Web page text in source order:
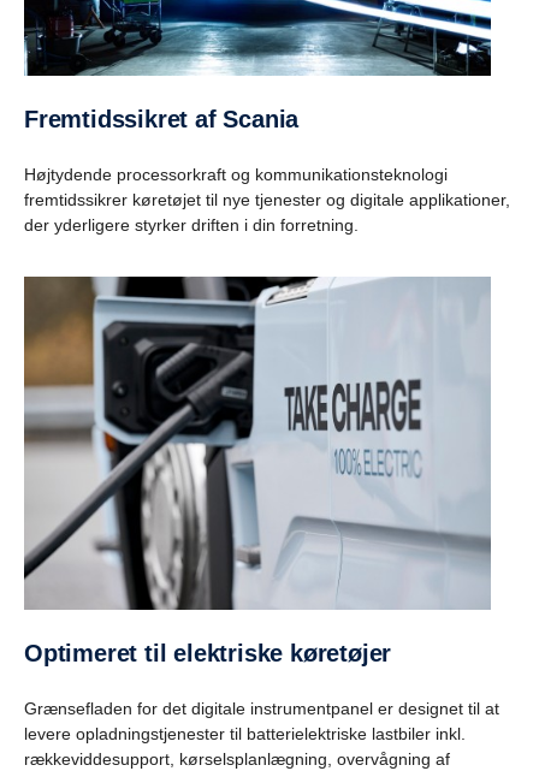
Fremtidssikret af Scania
Højtydende processorkraft og kommunikationsteknologi
fremtidssikrer køretøjet til nye tjenester og digitale applikationer,
der yderligere styrker driften i din forretning.
Optimeret til elektriske køretøjer
Grænsefladen for det digitale instrumentpanel er designet til at
levere opladningstjenester til batterielektriske lastbiler inkl.
rækkeviddesupport, kørselsplanlægning, overvågning af